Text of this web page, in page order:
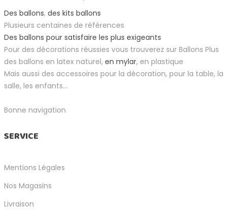
Des ballons, des kits ballons
Plusieurs centaines de références
Des ballons pour satisfaire les plus exigeants
Pour des décorations réussies vous trouverez sur Ballons Plus
des ballons en latex naturel, en mylar, en plastique
Mais aussi des accessoires pour la décoration, pour la table, la
salle, les enfants...
Bonne navigation
SERVICE
Mentions Légales
Nos Magasins
Livraison